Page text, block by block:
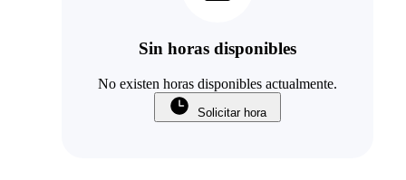
Sin horas disponibles
No existen horas disponibles actualmente.
Solicitar hora